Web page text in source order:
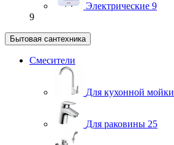
Электрические 9
9
Бытовая сантехника
Смесители
Для кухонной мойки
Для раковины 25